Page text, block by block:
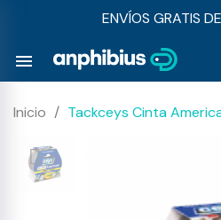
ENVÍOS GRATIS
menu
Inicio Tackceys Cinta